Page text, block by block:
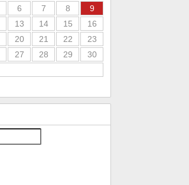
6 7 8
9
13 14 15
16
20 21 22
23
27 28 29
30